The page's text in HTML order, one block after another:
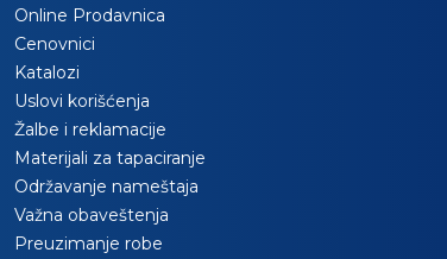
Online Prodavnica
Cenovnici
Katalozi
Uslovi korišćenja
Žalbe i reklamacije
Materijali za tapaciranje
Održavanje nameštaja
Važna obaveštenja
Preuzimanje robe